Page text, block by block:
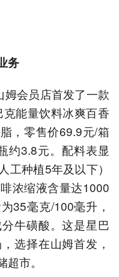
务
会员店首发了一款
能量饮料冰爽百香
，零售价69.9元/箱
约3.8元。配料表显
工种植5年及以下）
浓缩液含量达1000
35毫克/100毫升，
牛磺酸。这是星巴
选择在山姆首发，
市。